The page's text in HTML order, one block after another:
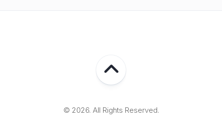
© 2026. All Rights Reserved.